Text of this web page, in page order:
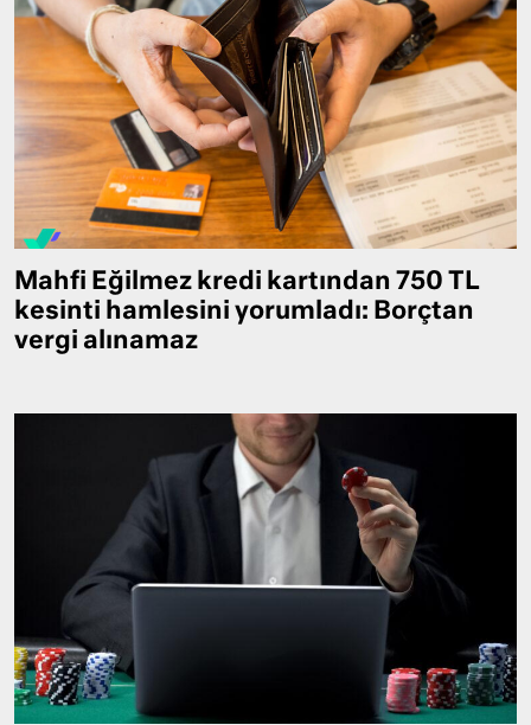
Mahfi Eğilmez kredi kartından 750 TL
kesinti hamlesini yorumladı: Borçtan
vergi alınamaz